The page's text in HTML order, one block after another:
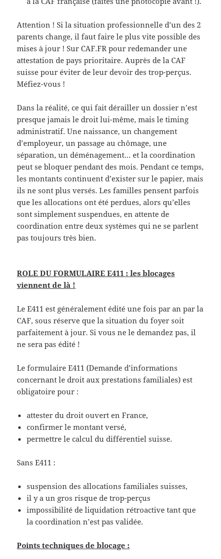
Attention ! Si la situation professionnelle d’un des 2
parents change, il faut faire le plus vite possible des
mises à jour ! Sur CAF.FR pour redemander une
attestation de pays prioritaire. Auprès de la CAF
suisse pour éviter de leur devoir des trop-perçus.
Méfiez-vous !
Dans la réalité, ce qui fait dérailler un dossier n’est
presque jamais le droit lui-même, mais le timing
administratif. Une naissance, un changement
d’employeur, un passage au chômage, une
séparation, un déménagement… et la coordination
peut se bloquer pendant des mois. Pendant ce temps,
les montants continuent d’exister sur le papier, mais
ils ne sont plus versés. Les familles pensent parfois
que les allocations ont été perdues, alors qu’elles
sont simplement suspendues, en attente de
coordination entre deux systèmes qui ne se parlent
pas toujours très bien.
ROLE DU FORMULAIRE E411 : les blocages
viennent de là !
Le E411 est généralement édité une fois par an par la
CAF, sous réserve que la situation du foyer soit
parfaitement à jour. Si vous ne le demandez pas, il
ne sera pas édité !
Le formulaire E411 (Demande d’informations
concernant le droit aux prestations familiales) est
obligatoire pour :
attester du droit ouvert en France,
confirmer le montant versé,
permettre le calcul du différentiel suisse.
Sans E411 :
suspension des allocations familiales suisses,
il y a un gros risque de trop-perçus
impossibilité de liquidation rétroactive tant que
la coordination n’est pas validée.
Points techniques de blocage :